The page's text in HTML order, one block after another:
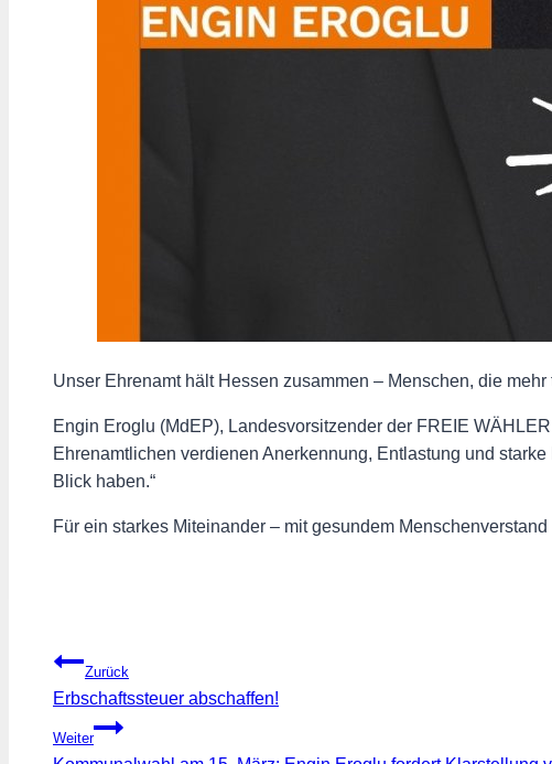
Unser Ehrenamt hält Hessen zusammen – Menschen, die
️Engin Eroglu (MdEP), Landesvorsitzender der FREIE
Ehrenamtlichen verdienen Anerkennung, Entlastung und
Blick haben.“
Für ein starkes Miteinander – mit gesundem
Beitragsnavigation
Zurück
Erbschaftssteuer abschaffen!
Weiter